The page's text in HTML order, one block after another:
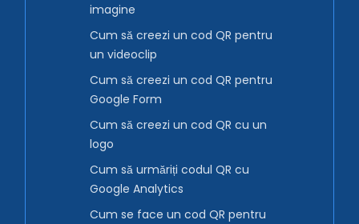
imagine
Cum să creezi un cod QR pentru
un videoclip
Cum să creezi un cod QR pentru
Google Form
Cum să creezi un cod QR cu un
logo
Cum să urmăriți codul QR cu
Google Analytics
Cum se face un cod QR pentru